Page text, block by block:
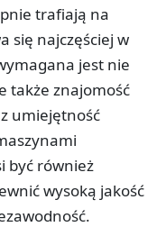
trafiają na
się najczęściej w
jest nie
także znajomość
umiejętność
być również
wysoką jakość